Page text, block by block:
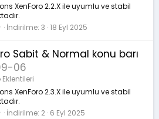
XenForo 2.2.X ile uyumlu ve stabil
0
0
0
y
ı
d
ı
z
İndirilme 3 18 Eyl 2025
Sabit & Normal konu barı
06
Eklentileri
XenForo 2.3.X ile uyumlu ve stabil
0 İndirilme 2 6 Eyl 2025